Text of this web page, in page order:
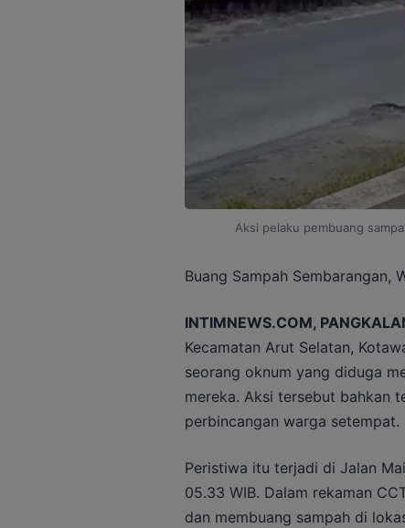
Aksi pelaku pembuang
Buang Sampah Sembarangan,
INTIMNEWS.COM,
Kecamatan Arut Selatan,
seorang oknum yang diduga
mereka. Aksi tersebut bahkan
perbincangan warga setempat.
Peristiwa itu terjadi di Jalan
05.33 WIB. Dalam rekaman
dan membuang sampah di